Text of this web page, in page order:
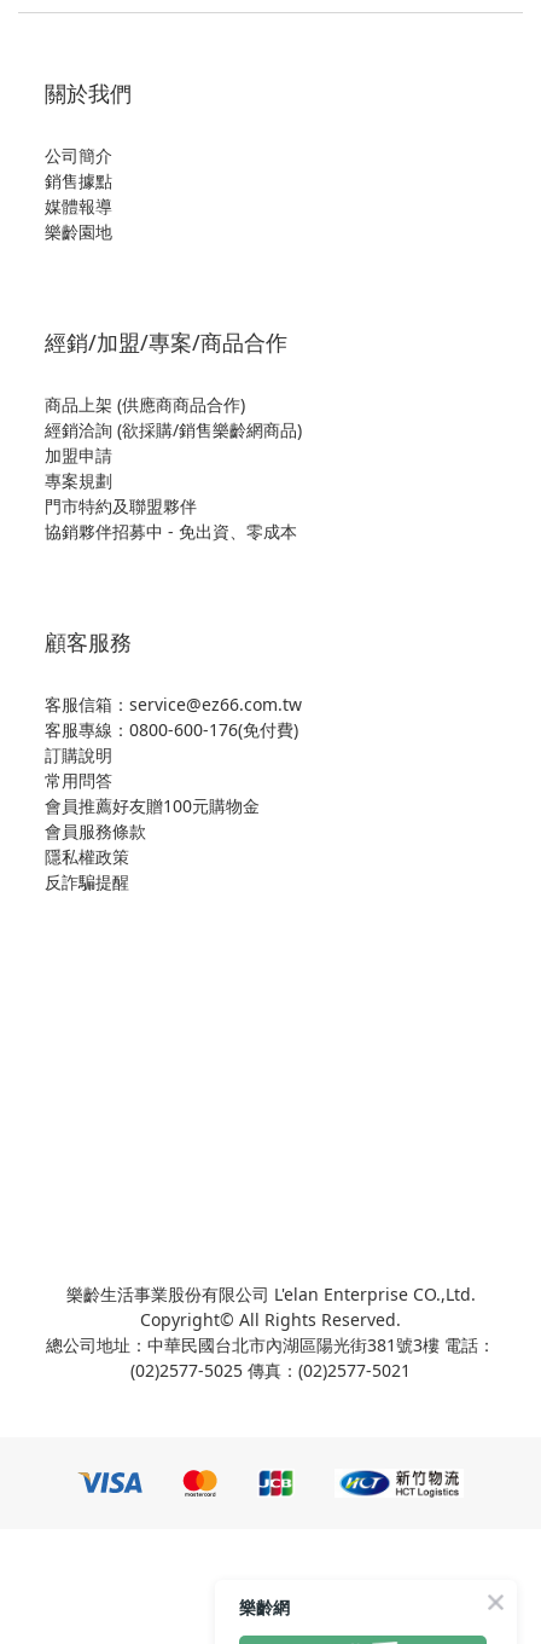
關於我們
公司簡介
銷售據點
媒體報導
樂齡園地
經銷/加盟/專案/商品合作
商品上架 (供應商商品合作)
經銷洽詢 (欲採購/銷售樂齡網商品)
加盟申請
專案規劃
門市特約及聯盟夥伴
協銷夥伴招募中 - 免出資、零成本
顧客服務
客服信箱：service@ez66.com.tw
客服專線： 0800-600-176(免付費)
訂購說明
常用問答
會員推薦好友贈100元購物金
會員服務條款
隱私權政策
反詐騙提醒
樂齡生活事業股份有限公司 L'elan Enterprise CO.,Ltd.
Copyright© All Rights Reserved.
總公司地址：中華民國台北市內湖區陽光街381號3樓 電話：
(02)2577-5025 傳真：(02)2577-5021
樂齡網